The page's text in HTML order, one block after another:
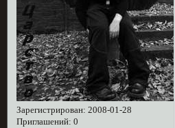
Зарегистрирован: 2008-01-28
Приглашений: 0